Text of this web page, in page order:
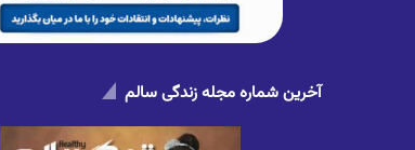
آخرین شماره مجله زندگی سالم